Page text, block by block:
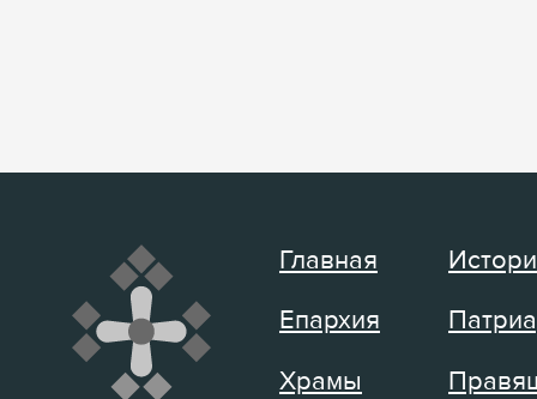
Главная
Епархия
Храмы